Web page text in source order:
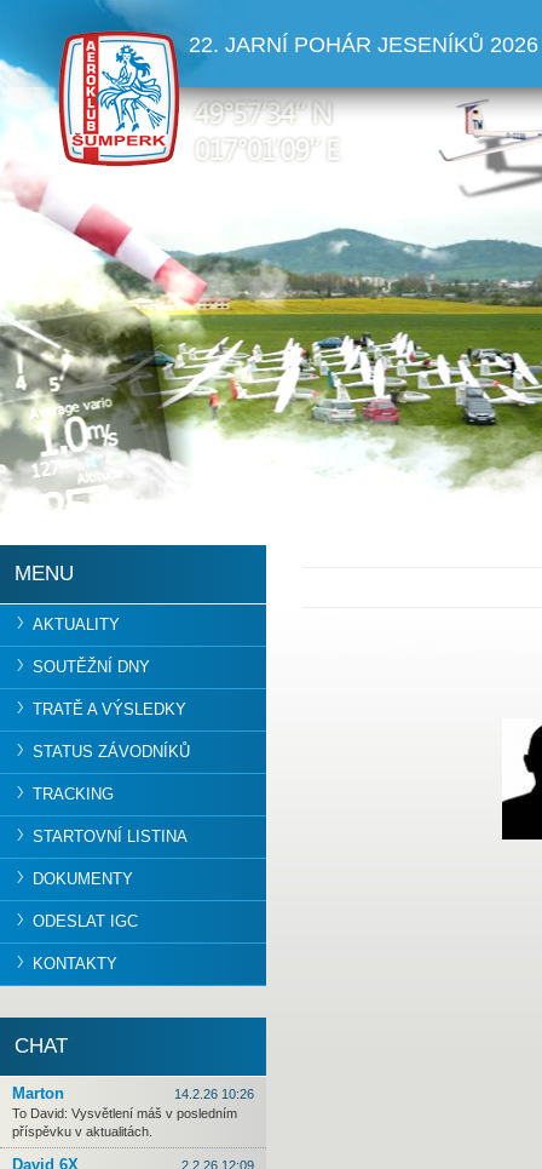
22. JARNÍ POHÁR JESENÍKŮ 2026
MENU
AKTUALITY
SOUTĚŽNÍ DNY
TRATĚ A VÝSLEDKY
STATUS ZÁVODNÍKŮ
TRACKING
STARTOVNÍ LISTINA
DOKUMENTY
ODESLAT IGC
KONTAKTY
CHAT
Marton
14.2.26 10:26
To David: Vysvětlení máš v posledním
příspěvku v aktualitách.
David 6X
2.2.26 12:09